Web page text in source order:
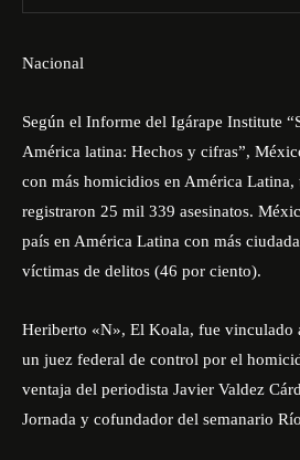
Nacional
Según el Informe del Igárape Institute
América latina: Hechos y cifras”,
con más homicidios en América Latina,
registraron 25 mil 339 asesinatos.
país en América Latina con más
víctimas de delitos (46 por ciento).
Heriberto «N», El Koala, fue vinculado
un juez federal de control por el
ventaja del periodista Javier Valdez
Jornada y cofundador del semanario